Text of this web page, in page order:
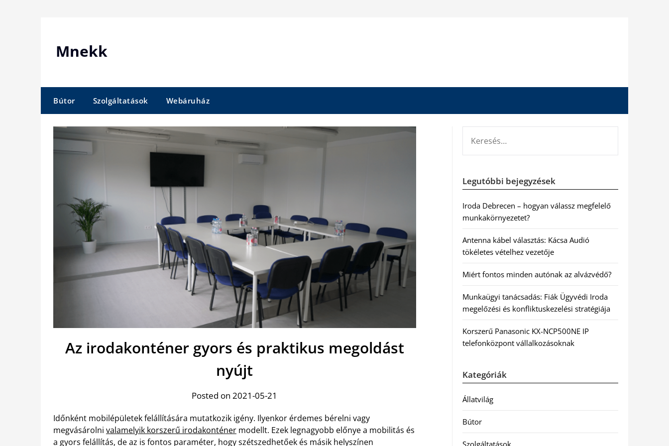
Mnekk
Bútor Szolgáltatások Webáruház
Az irodakonténer gyors és praktikus megoldást
nyújt
Posted on 2021-05-21
Időnként mobilépületek felállítására mutatkozik igény. Ilyenkor érdemes bérelni vagy
megvásárolni valamelyik korszerű irodakonténer modellt. Ezek legnagyobb előnye a mobilitás és
a gyors felállítás, de az is fontos paraméter, hogy szétszedhetőek és másik helyszínen
Legutóbbi bejegyzések
Iroda Debrecen – hogyan válassz megfelelő
munkakörnyezetet?
Antenna kábel választás: Kácsa Audió
tökéletes vételhez vezetője
Miért fontos minden autónak az alvázvédő?
Munkaügyi tanácsadás: Fiák Ügyvédi Iroda
megelőzési és konfliktuskezelési stratégiája
Korszerű Panasonic KX-NCP500NE IP
telefonközpont vállalkozásoknak
Kategóriák
Állatvilág
Bútor
Szolgáltatások